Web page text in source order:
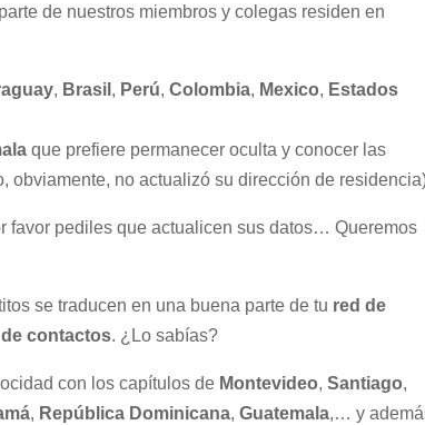
de nuestros miembros y colegas residen en
, Brasil , Perú,Colombia, Mexico, Estados
que prefiere permanecer oculta y conocer las
obviamente, no actualizó su dirección de
favor pediles que actualicen sus datos… Queremos
se traducen en una buena parte de tu red de
contactos. ¿Lo sabías?
con los capítulos de Montevideo,Santiago,
, República Dominicana,Guatemala,… y